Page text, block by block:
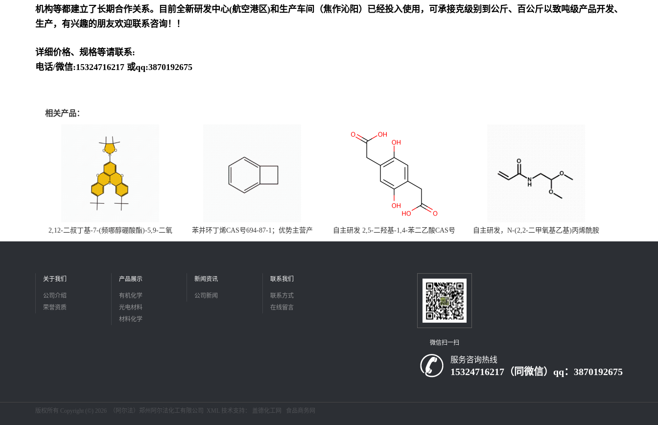
机构等都建立了长期合作关系。目前全新研发中心(航空港区)和生产车间（焦作沁阳）已经投入使用，可承接克级别到公斤、百公斤以致吨级产品开发、
生产，有兴趣的朋友欢迎联系咨询！！
详细价格、规格等请联系:
电话/微信:15324716217 或qq:3870192675
相关产品：
2,12-二叔丁基-7-(频哪醇硼酸酯)-5,9-二氧
杂-13b-硼萘并[3,2,1-de]蒽CAS号2648896-
苯并环丁烯CAS号694-87-1；优势主营产
品，现货直发，大小包装均可
自主研发 2,5-二羟基-1,4-苯二乙酸CAS号
5488-16-4；公斤级现货优势供应，质量保
自主研发，N-(2,2-二甲氧基乙基)丙烯酰胺
CAS号49707-23-5；丙烯酰胺类单体优势供
关于我们
公司介绍
荣誉资质
产品展示
有机化学
光电材料
材料化学
新闻资讯
公司新闻
联系我们
联系方式
在线留言
微信扫一扫
服务咨询热线
15324716217（同微信）qq：3870192675
版权所有 Copyright (©) 2026 （阿尔法）郑州阿尔法化工有限公司 XML 技术支持： 盖德化工网 食品商务网